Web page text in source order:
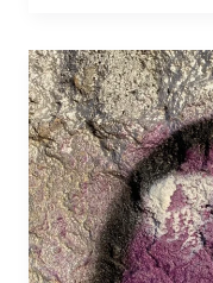
Compromisso
criativo